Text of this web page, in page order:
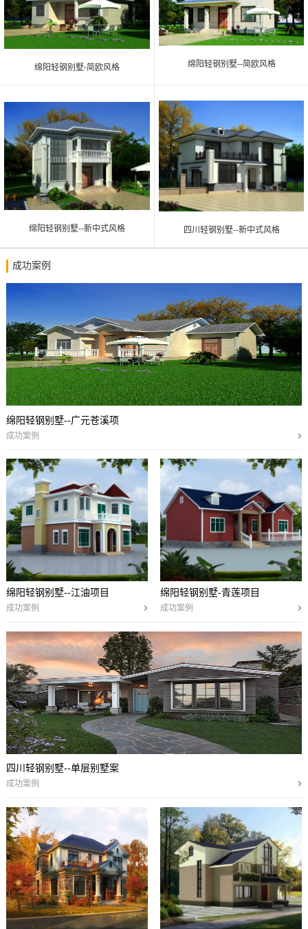
绵阳轻钢别墅-简欧风格 绵阳轻钢别墅--简欧风格
绵阳轻钢别墅--新中式风格 四川轻钢别墅--新中式风格
成功案例
绵阳轻钢别墅--广元苍溪项
成功案例
绵阳轻钢别墅-青莲项目
成功案例
绵阳轻钢别墅--江油项目
成功案例
四川轻钢别墅--单层别墅案
成功案例